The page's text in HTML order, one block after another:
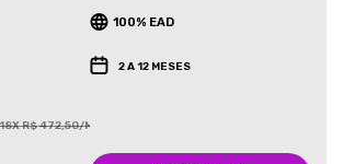
100% EAD
2 A 12 MESES
18X R$ 472,50/Mês